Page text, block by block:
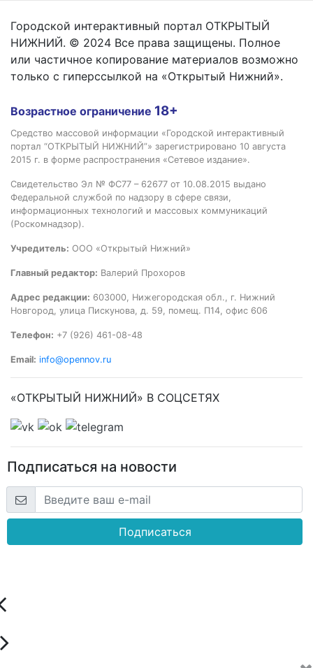
Городской интерактивный портал ОТКРЫТЫЙ
НИЖНИЙ. © 2024 Все права защищены. Полное
или частичное копирование материалов возможно
только с гиперссылкой на «Открытый Нижний».
Возрастное ограничение 18+
Средство массовой информации «Городской интерактивный
портал “ОТКРЫТЫЙ НИЖНИЙ”» зарегистрировано 10 августа
2015 г. в форме распространения «Сетевое издание».
Свидетельство Эл № ФС77 – 62677 от 10.08.2015 выдано
Федеральной службой по надзору в сфере связи,
информационных технологий и массовых коммуникаций
(Роскомнадзор).
Учредитель: ООО «Открытый Нижний»
Главный редактор: Валерий Прохоров
Адрес редакции: 603000, Нижегородская обл., г. Нижний
Новгород, улица Пискунова, д. 59, помещ. П14, офис 606
Телефон: +7 (926) 461-08-48
Email: info@opennov.ru
«ОТКРЫТЫЙ НИЖНИЙ» В СОЦСЕТЯХ
Подписаться на новости
Подписаться